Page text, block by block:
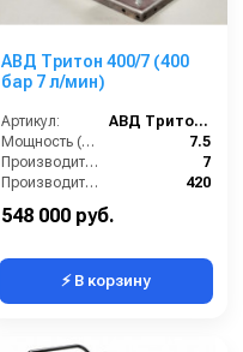
АВД Тритон 400/7 (400
бар 7 л/мин)
Артикул:
АВД Тритон 400/7
Мощность (л/с):
7.5
Производительность (л/мин):
7
Производительность (л/ч):
420
548 000 руб.
⚡ В корзину